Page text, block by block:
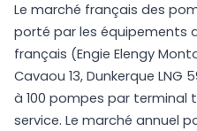
Le marché français des
porté par les équipements
français (Engie Elengy
Cavaou 13, Dunkerque LNG
à 100 pompes par
service. Le marché annuel